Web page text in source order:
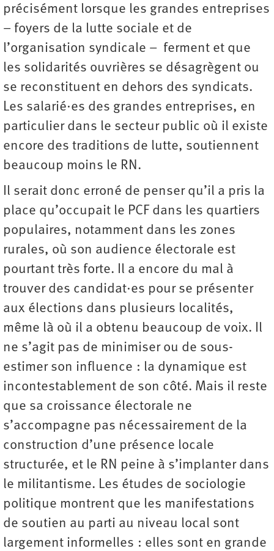
précisément lorsque les grandes entreprises
– foyers de la lutte sociale et de
l’organisation syndicale – ferment et que
les solidarités ouvrières se désagrègent ou
se reconstituent en dehors des syndicats.
Les salarié·es des grandes entreprises, en
particulier dans le secteur public où il existe
encore des traditions de lutte, soutiennent
beaucoup moins le RN.
Il serait donc erroné de penser qu’il a pris la
place qu’occupait le PCF dans les quartiers
populaires, notamment dans les zones
rurales, où son audience électorale est
pourtant très forte. Il a encore du mal à
trouver des candidat·es pour se présenter
aux élections dans plusieurs localités,
même là où il a obtenu beaucoup de voix. Il
ne s’agit pas de minimiser ou de sous-
estimer son influence : la dynamique est
incontestablement de son côté. Mais il reste
que sa croissance électorale ne
s’accompagne pas nécessairement de la
construction d’une présence locale
structurée, et le RN peine à s’implanter dans
le militantisme. Les études de sociologie
politique montrent que les manifestations
de soutien au parti au niveau local sont
largement informelles : elles sont en grande